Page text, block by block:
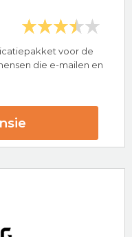
voor de
die e-mailen en